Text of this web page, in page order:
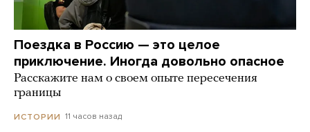
Поездка в Россию — это целое
приключение. Иногда довольно опасное
Расскажите нам о своем опыте пересечения
границы
ИСТОРИИ 11 часов назад